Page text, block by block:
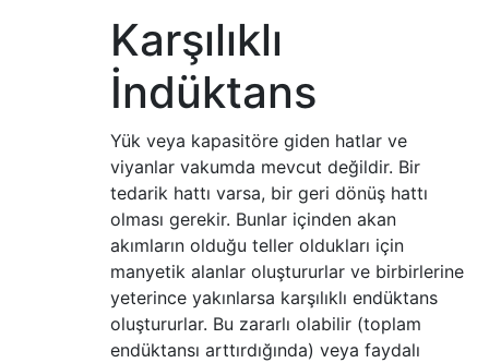
Karşılıklı
İndüktans
Yük veya kapasitöre giden hatlar ve
viyanlar vakumda mevcut değildir. Bir
tedarik hattı varsa, bir geri dönüş hattı
olması gerekir. Bunlar içinden akan
akımların olduğu teller oldukları için
manyetik alanlar oluştururlar ve birbirlerine
yeterince yakınlarsa karşılıklı endüktans
oluştururlar. Bu zararlı olabilir (toplam
endüktansı arttırdığında) veya faydalı